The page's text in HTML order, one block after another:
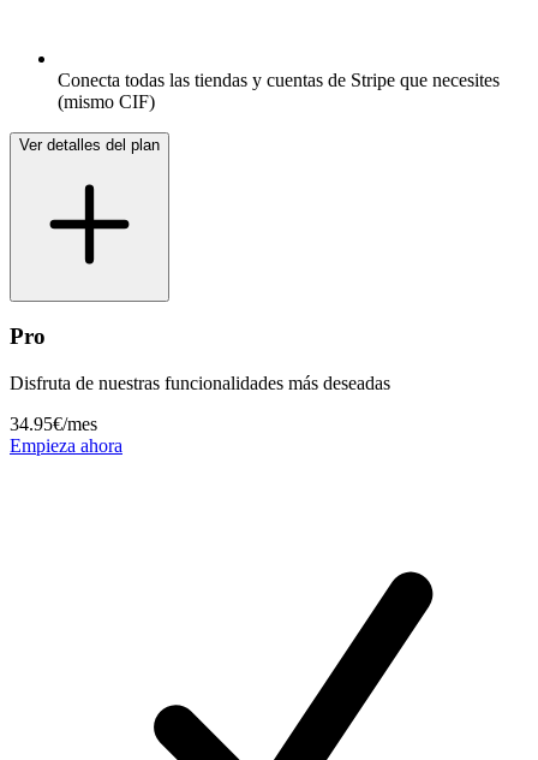
Conecta todas las tiendas y cuentas de Stripe que necesites
(mismo CIF)
Ver detalles del plan
Pro
Disfruta de nuestras funcionalidades más deseadas
34.95€/mes
Empieza ahora